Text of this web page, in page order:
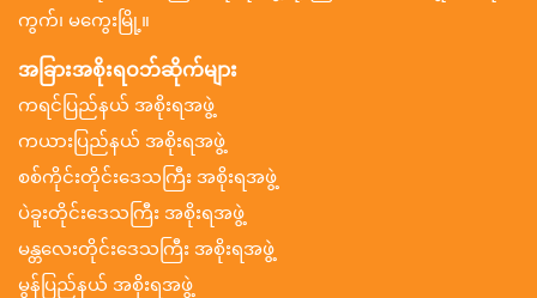
ကွက်၊ မကွေးမြို့။
အခြားအစိုးရဝဘ်ဆိုက်များ
ကရင်ပြည်နယ် အစိုးရအဖွဲ့
ကယားပြည်နယ် အစိုးရအဖွဲ့
စစ်ကိုင်းတိုင်းဒေသကြီး အစိုးရအဖွဲ့
ပဲခူးတိုင်းဒေသကြီး အစိုးရအဖွဲ့
မန္တလေးတိုင်းဒေသကြီး အစိုးရအဖွဲ့
မွန်ပြည်နယ် အစိုးရအဖွဲ့